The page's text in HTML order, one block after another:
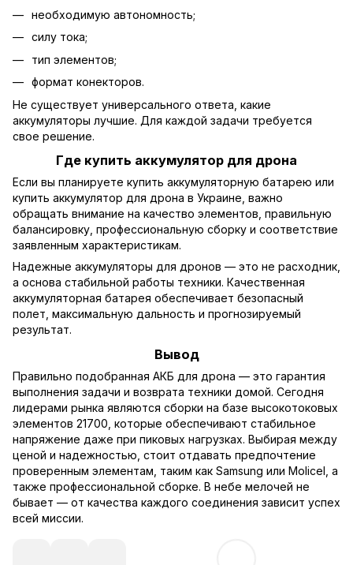
необходимую автономность;
силу тока;
тип элементов;
формат конекторов.
Не существует универсального ответа, какие
аккумуляторы лучшие. Для каждой задачи требуется
свое решение.
Где купить аккумулятор для дрона
Если вы планируете купить аккумуляторную батарею или
купить аккумулятор для дрона в Украине, важно
обращать внимание на качество элементов, правильную
балансировку, профессиональную сборку и соответствие
заявленным характеристикам.
Надежные аккумуляторы для дронов — это не расходник,
а основа стабильной работы техники. Качественная
аккумуляторная батарея обеспечивает безопасный
полет, максимальную дальность и прогнозируемый
результат.
Вывод
Правильно подобранная АКБ для дрона — это гарантия
выполнения задачи и возврата техники домой. Сегодня
лидерами рынка являются сборки на базе высокотоковых
элементов 21700, которые обеспечивают стабильное
напряжение даже при пиковых нагрузках. Выбирая между
ценой и надежностью, стоит отдавать предпочтение
проверенным элементам, таким как Samsung или Molicel, а
также профессиональной сборке. В небе мелочей не
бывает — от качества каждого соединения зависит успех
всей миссии.